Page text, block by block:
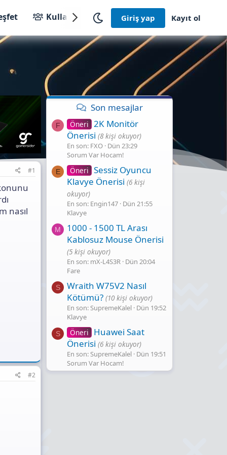
Kullanıcılar Giriş yap Kayıt ol
#1
nasıl
#2
Son mesajlar
F Öneri 2K Monitör
Önerisi (8 kişi okuyor)
En son: FXO Dün 23:29
Sorum Var Hocam!
E Öneri Sessiz Oyuncu
Klavye Önerisi (6 kişi
okuyor)
En son: Engin147 Dün 21:55
Klavye
M
1000 - 1500 TL Arası
Kablosuz Mouse Önerisi
(5 kişi okuyor)
En son: mX-L4S3R Dün 20:04
Fare
S
Wraith W75V2 Nasıl
Kötümü? (10 kişi okuyor)
En son: SupremeKalel Dün 19:52
Klavye
S Öneri Huawei Saat
Önerisi (6 kişi okuyor)
En son: SupremeKalel Dün 19:51
Sorum Var Hocam!